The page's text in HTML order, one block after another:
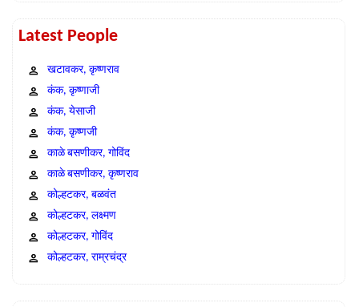
Latest People
खटावकर, कृष्णराव
कंक, कृष्णाजी
कंक, येसाजी
कंक, कृष्णजी
काळे बसणीकर, गोविंद
काळे बसणीकर, कृष्णराव
कोल्हटकर, बळवंत
कोल्हटकर, लक्ष्मण
कोल्हटकर, गोविंद
कोल्हटकर, राम्रचंद्र